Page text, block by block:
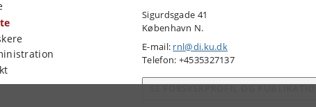
Sigurdsgade 41
København N.
E-mail: rnl@di.ku.dk
Telefon: +4535327137
SE FORSKERPROFIL OG